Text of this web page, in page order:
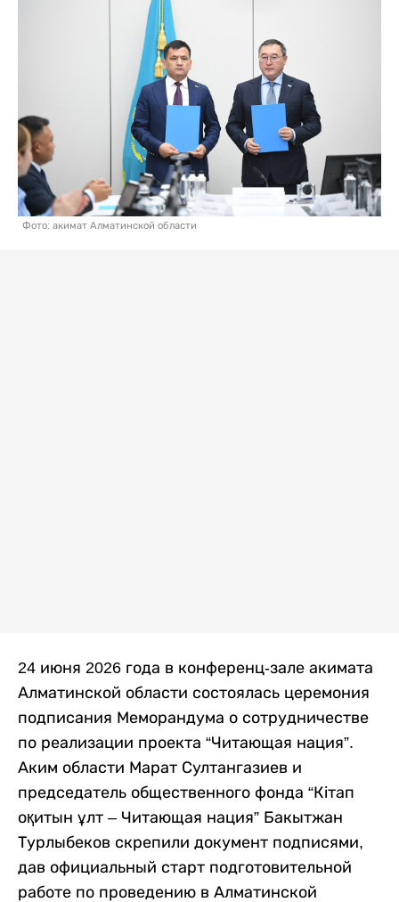
Фото: акимат Алматинской области
24 июня 2026 года в конференц-зале акимата
Алматинской области состоялась церемония
подписания Меморандума о сотрудничестве
по реализации проекта “Читающая нация”.
Аким области Марат Султангазиев и
председатель общественного фонда “Кітап
оқитын ұлт – Читающая нация” Бакытжан
Турлыбеков скрепили документ подписями,
дав официальный старт подготовительной
работе по проведению в Алматинской